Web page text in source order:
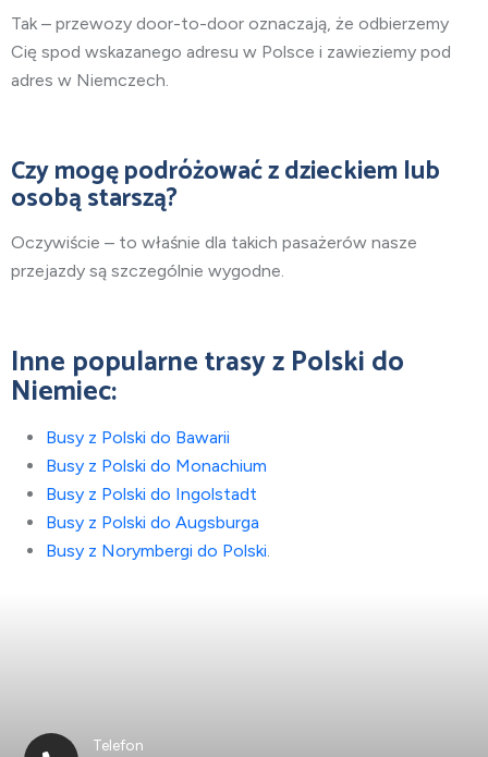
Tak – przewozy door-to-door oznaczają, że odbierzemy
Cię spod wskazanego adresu w Polsce i zawieziemy pod
adres w Niemczech.
Czy mogę podróżować z dzieckiem lub
osobą starszą?
Oczywiście – to właśnie dla takich pasażerów nasze
przejazdy są szczególnie wygodne.
Inne popularne trasy z Polski do
Niemiec:
Busy z Polski do Bawarii
Busy z Polski do Monachium
Busy z Polski do Ingolstadt
Busy z Polski do Augsburga
Busy z Norymbergi do Polski
Telefon